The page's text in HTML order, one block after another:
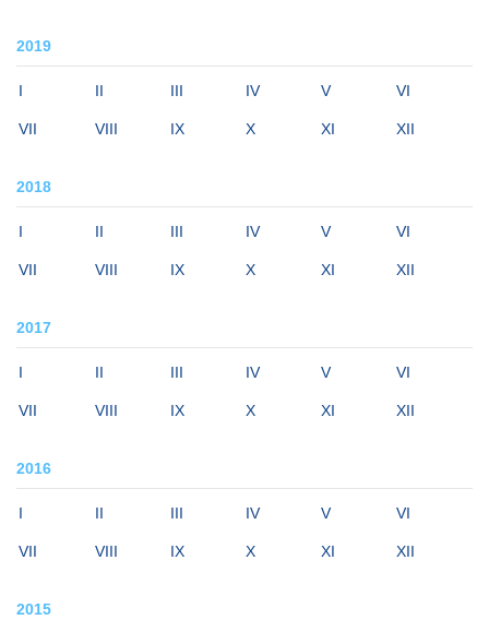
2019
I II III IV V VI
VII VIII IX X XI XII
2018
I II III IV V VI
VII VIII IX X XI XII
2017
I II III IV V VI
VII VIII IX X XI XII
2016
I II III IV V VI
VII VIII IX X XI XII
2015